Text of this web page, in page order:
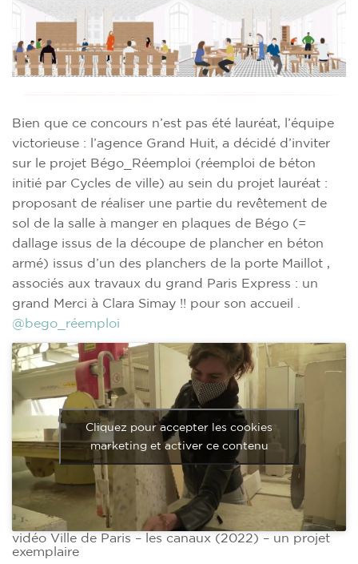
Bien que ce concours n’est pas été lauréat, l’équipe
victorieuse : l’agence Grand Huit, a décidé d’inviter
sur le projet Bégo_Réemploi (réemploi de béton
initié par Cycles de ville) au sein du projet lauréat :
proposant de réaliser une partie du revêtement de
sol de la salle à manger en plaques de Bégo (=
dallage issus de la découpe de plancher en béton
armé) issus d’un des planchers de la porte Maillot ,
associés aux travaux du grand Paris Express : un
grand Merci à Clara Simay !! pour son accueil .
@bego_réemploi
Cliquez pour accepter les cookies
marketing et activer ce contenu
vidéo Ville de Paris – les canaux (2022) – un projet
exemplaire